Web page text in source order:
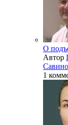
О
Автор
1